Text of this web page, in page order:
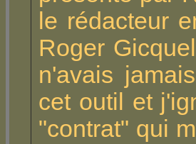
le rédacteur
Roger
n'avais
cet outil et
"contrat" qui